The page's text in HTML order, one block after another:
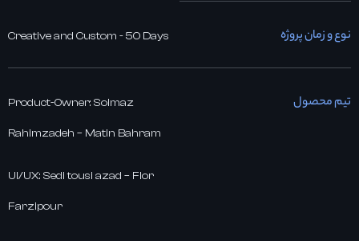
نوع و زمان پروژه Creative and Custom - 50 Days
تیم محصول Product-Owner: Solmaz
Rahimzadeh – Matin Bahram
UI/UX: Sedi tousi azad – Flor
Farzipour